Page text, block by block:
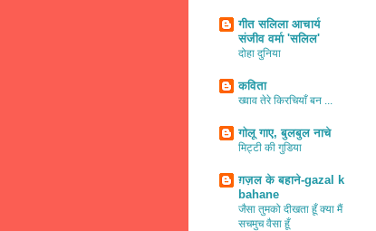
गीत सलिला आचार्य
संजीव वर्मा 'सलिल'
दोहा दुनिया
कविता
ख्वाव तेरे किरचियाँ बन ...
गोलू गाए, बुलबुल नाचे
मिट्टी की गुडिया
ग़ज़ल के बहाने-gazal k
bahane
जैसा तुमको दीखता हूँ क्या मैं
सचमुच वैसा हूँ